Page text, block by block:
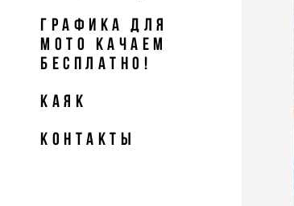
Графика для
мото Качаем
БЕСПЛАТНО!
Каяк
КОНТАКТЫ